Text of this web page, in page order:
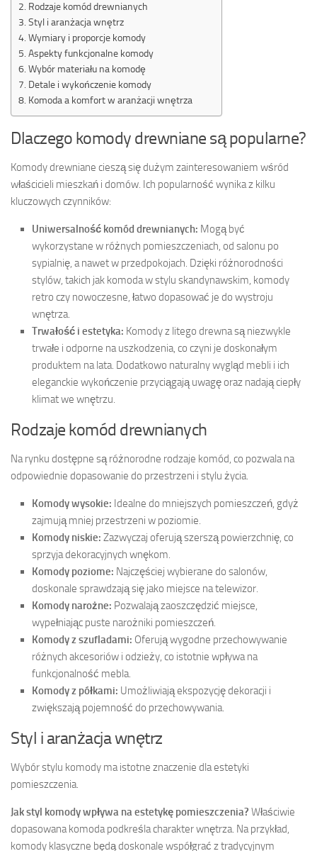
Rodzaje komód drewnianych
Styl i aranżacja wnętrz
Wymiary i proporcje komody
Aspekty funkcjonalne komody
Wybór materiału na komodę
Detale i wykończenie komody
Komoda a komfort w aranżacji wnętrza
Dlaczego komody drewniane są popularne?
Komody drewniane cieszą się dużym zainteresowaniem wśród
właścicieli mieszkań i domów. Ich popularność wynika z kilku
kluczowych czynników:
Uniwersalność komód drewnianych: Mogą być
wykorzystane w różnych pomieszczeniach, od salonu po
sypialnię, a nawet w przedpokojach. Dzięki różnorodności
stylów, takich jak komoda w stylu skandynawskim, komody
retro czy nowoczesne, łatwo dopasować je do wystroju
wnętrza.
Trwałość i estetyka: Komody z litego drewna są niezwykle
trwałe i odporne na uszkodzenia, co czyni je doskonałym
produktem na lata. Dodatkowo naturalny wygląd mebli i ich
eleganckie wykończenie przyciągają uwagę oraz nadają ciepły
klimat we wnętrzu.
Rodzaje komód drewnianych
Na rynku dostępne są różnorodne rodzaje komód, co pozwala na
odpowiednie dopasowanie do przestrzeni i stylu życia.
Komody wysokie: Idealne do mniejszych pomieszczeń, gdyż
zajmują mniej przestrzeni w poziomie.
Komody niskie: Zazwyczaj oferują szerszą powierzchnię, co
sprzyja dekoracyjnych wnękom.
Komody poziome: Najczęściej wybierane do salonów,
doskonale sprawdzają się jako miejsce na telewizor.
Komody narożne: Pozwalają zaoszczędzić miejsce,
wypełniając puste narożniki pomieszczeń.
Komody z szufladami: Oferują wygodne przechowywanie
różnych akcesoriów i odzieży, co istotnie wpływa na
funkcjonalność mebla.
Komody z półkami: Umożliwiają ekspozycję dekoracji i
zwiększają pojemność do przechowywania.
Styl i aranżacja wnętrz
Wybór stylu komody ma istotne znaczenie dla estetyki
pomieszczenia.
Jak styl komody wpływa na estetykę pomieszczenia? Właściwie
dopasowana komoda podkreśla charakter wnętrza. Na przykład,
komody klasyczne będą doskonale współgrać z tradycyjnym